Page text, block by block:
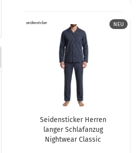
NEU
Seidensticker Herren
langer Schlafanzug
Nightwear Classic